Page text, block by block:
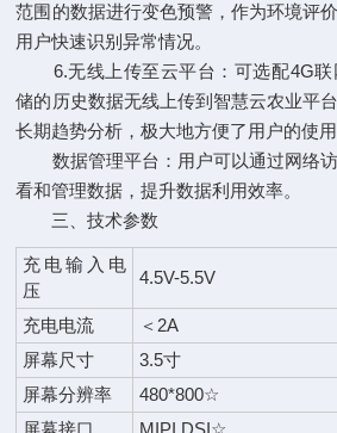
范围的数据进行变色预警，作为环境评
用户快速识别异常情况。
6.无线上传至云平台：可选配4G联
储的历史数据无线上传到智慧云农业平
长期趋势分析，极大地方便了用户的使用
数据管理平台：用户可以通过网络访
看和管理数据，提升数据利用效率。
三、技术参数
充电输入电
压
4.5V-5.5V
充电电流
＜2A
屏幕尺寸
3.5寸
屏幕分辨率
480*800☆
屏幕接口
MIPI DSI☆